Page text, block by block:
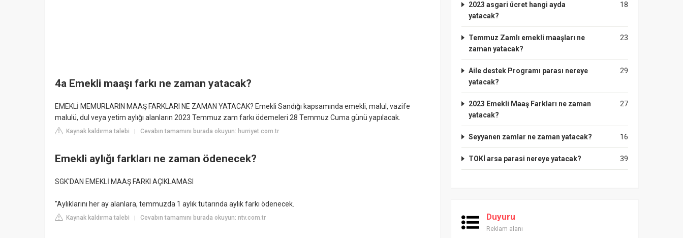
4a Emekli maaşı farkı ne zaman yatacak?
EMEKLİ MEMURLARIN MAAŞ FARKLARI NE ZAMAN YATACAK? Emekli Sandığı kapsamında emekli, malul, vazife
malulü, dul veya yetim aylığı alanların 2023 Temmuz zam farkı ödemeleri 28 Temmuz Cuma günü yapılacak.
Kaynak kaldırma talebi Cevabın tamamını burada okuyun: hurriyet.com.tr
Emekli aylığı farkları ne zaman ödenecek?
SGK'DAN EMEKLİ MAAŞ FARKI AÇIKLAMASI
"Aylıklarını her ay alanlara, temmuzda 1 aylık tutarında aylık farkı ödenecek.
Kaynak kaldırma talebi Cevabın tamamını burada okuyun: ntv.com.tr
18
2023 asgari ücret hangi ayda
yatacak?
23
Temmuz Zamlı emekli maaşları ne
zaman yatacak?
29
Aile destek Programı parası nereye
yatacak?
27
2023 Emekli Maaş Farkları ne zaman
yatacak?
16
Seyyanen zamlar ne zaman yatacak?
39
TOKİ arsa parasi nereye yatacak?
Duyuru
Reklam alanı